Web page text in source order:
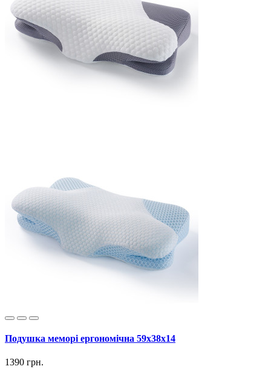
Подушка меморі ергономічна 59х38х14
1390 грн.